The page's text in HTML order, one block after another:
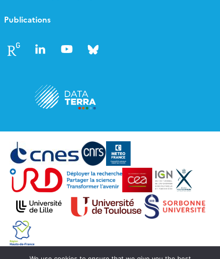
Publications
Follow Follow